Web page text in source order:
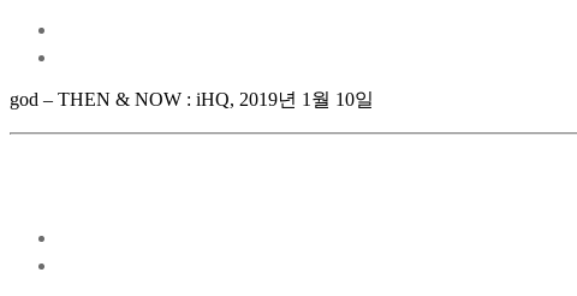
god – THEN & NOW : iHQ, 2019년 1월 10일